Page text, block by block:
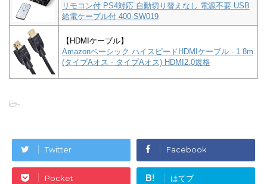
リモコン付 PS4対応 自動切り替えなし 電源不要 USB
給電ケーブル付 400-SW019
【HDMIケーブル】
Amazonベーシック ハイスピードHDMIケーブル - 1.8m
(タイプAオス - タイプAオス) HDMI2.0規格
-
Twitter Facebook
Pocket B! はてブ